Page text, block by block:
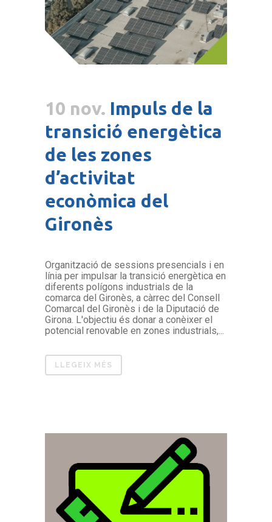
10 nov. Impuls de la
transició energètica
de les zones
d’activitat
econòmica del
Gironès
Organització de sessions presencials i en
línia per impulsar la transició energètica en
diferents polígons industrials de la
comarca del Gironès, a càrrec del Consell
Comarcal del Gironès i de la Diputació de
Girona. L'objectiu és donar a conèixer el
potencial renovable en zones industrials,...
LLEGEIX MÉS